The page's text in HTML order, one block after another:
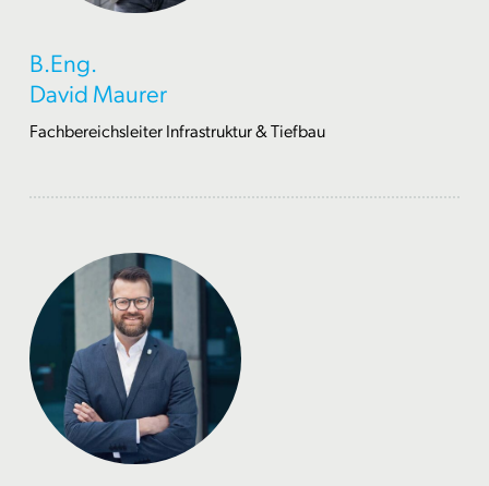
B.Eng.
David Maurer
Fachbereichsleiter Infrastruktur & Tiefbau